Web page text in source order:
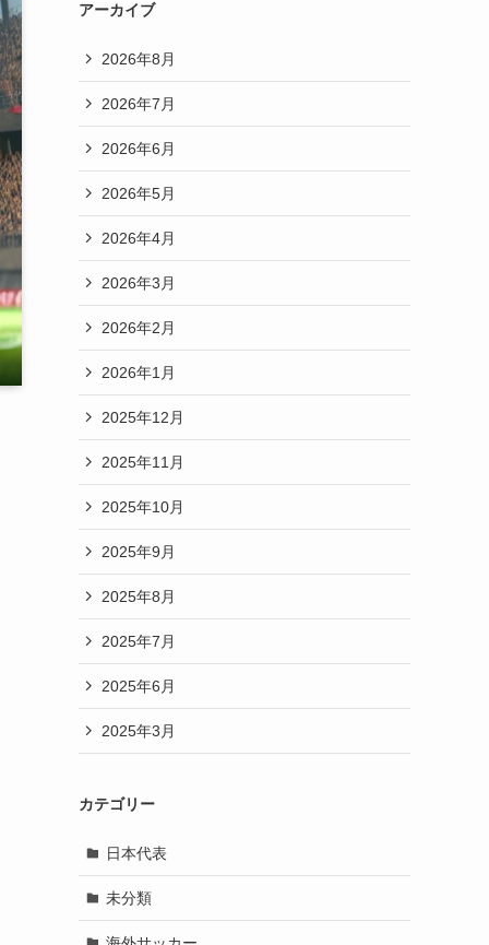
アーカイブ
2026年8月
2026年7月
2026年6月
2026年5月
2026年4月
2026年3月
2026年2月
2026年1月
2025年12月
2025年11月
2025年10月
2025年9月
2025年8月
2025年7月
2025年6月
2025年3月
カテゴリー
日本代表
未分類